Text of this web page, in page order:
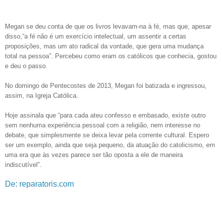
Megan se deu conta de que os livros levavam-na à fé, mas que, apesar
disso,“a fé não é um exercício intelectual, um assentir a certas
proposições, mas um ato radical da vontade, que gera uma mudança
total na pessoa”. Percebeu como eram os católicos que conhecia, gostou
e deu o passo.
No domingo de Pentecostes de 2013, Megan foi batizada e ingressou,
assim, na Igreja Católica.
Hoje assinala que “para cada ateu confesso e embasado, existe outro
sem nenhuma experiência pessoal com a religião, nem interesse no
debate, que simplesmente se deixa levar pela corrente cultural. Espero
ser um exemplo, ainda que seja pequeno, da atuação do catolicismo, em
uma era que às vezes parece ser tão oposta a ele de maneira
indiscutível”.
De: reparatoris.com